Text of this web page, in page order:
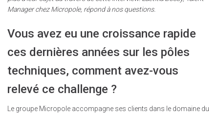
Manager chez Micropole, répond à nos questions.
Vous avez eu une croissance rapide
ces dernières années sur les pôles
techniques, comment avez-vous
relevé ce challenge ?
Le groupe Micropole accompagne ses clients dans le domaine du